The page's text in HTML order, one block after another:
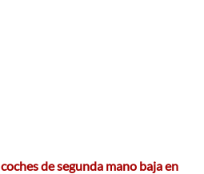
de segunda mano baja en